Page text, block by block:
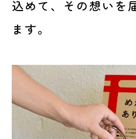
込めて、その想いを
ます。